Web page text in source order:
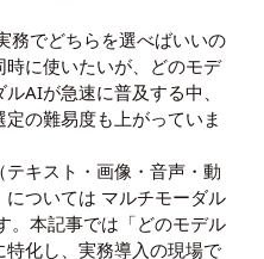
務でどちらを選べばいいの
に使いたいが、どのモデ
AIが急速に普及する中、
の難易度も上がっていま
キスト・画像・音声・動
については マルチモーダル
。本記事では「どのモデル
化し、実務導入の現場で